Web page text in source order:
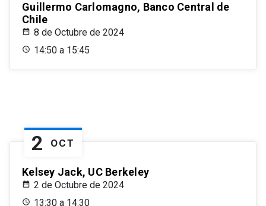
Guillermo Carlomagno, Banco Central de
Chile
8 de Octubre de 2024
14:50 a 15:45
2 OCT
Kelsey Jack, UC Berkeley
2 de Octubre de 2024
13:30 a 14:30